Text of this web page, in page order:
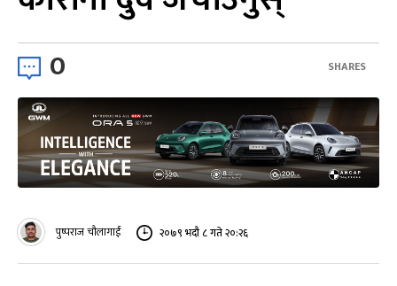
0 SHARES
पुष्पराज चौलागाईं २०७९ भदौ ८ गते २०:२६